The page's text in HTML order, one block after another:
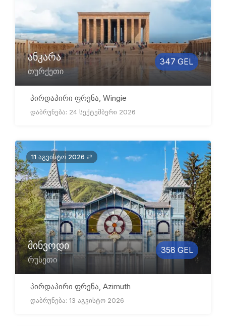
ანკარა
თურქეთი
347 GEL
პირდაპირი ფრენა, Wingie
დაბრუნება: 24 სექტემბერი 2026
11 აგვისტო 2026 ⇄
მინვოდი
რუსეთი
358 GEL
პირდაპირი ფრენა, Azimuth
დაბრუნება: 13 აგვისტო 2026